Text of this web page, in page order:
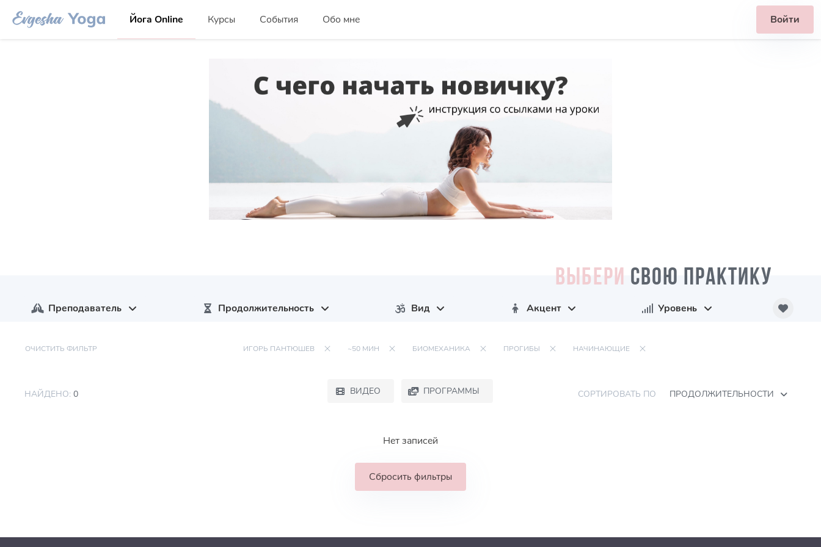
Йога Online Курсы События Обо мне Войти
ВЫБЕРИ СВОЮ ПРАКТИКУ
Преподаватель Продолжительность Вид Акцент Уровень
ОЧИСТИТЬ ФИЛЬТР ИГОРЬ ПАНТЮШЕВ ~50 МИН БИОМЕХАНИКА ПРОГИБЫ НАЧИНАЮЩИЕ
НАЙДЕНО: 0 ВИДЕО ПРОГРАММЫ СОРТИРОВАТЬ ПО ПРОДОЛЖИТЕЛЬНОСТИ
Нет записей
Сбросить фильтры